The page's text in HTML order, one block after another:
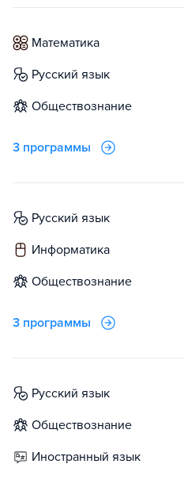
математика
русский язык
обществознание
3 программы
русский язык
информатика
обществознание
3 программы
русский язык
обществознание
иностранный язык